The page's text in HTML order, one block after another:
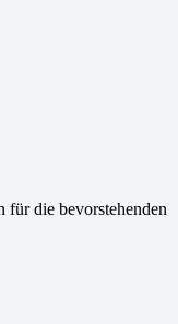
die bevorstehenden